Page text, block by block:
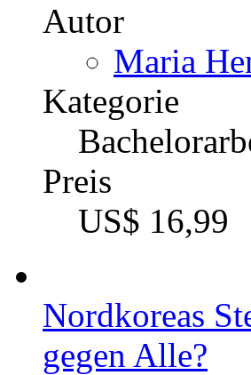
Autor
Maria
Kategorie
Preis
US$ 16,99
Nordkoreas
gegen Alle?